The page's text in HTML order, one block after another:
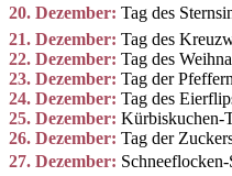
20. Dezember: Tag des
21. Dezember: Tag des
22. Dezember: Tag des
23. Dezember: Tag der
24. Dezember: Tag des
25. Dezember: Kürbiskuchen-
26. Dezember: Tag der
27. Dezember: